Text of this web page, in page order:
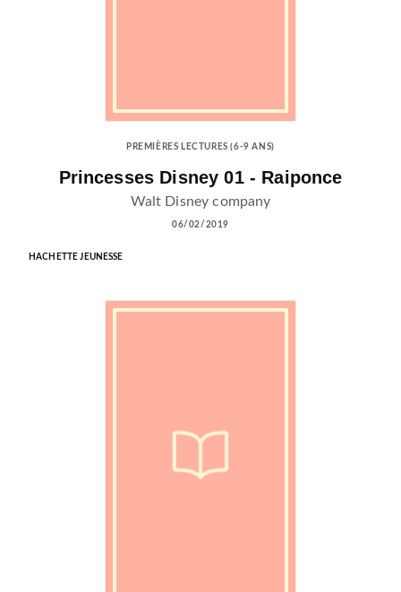
PREMIÈRES LECTURES (6-9 ANS)
Princesses Disney 01 - Raiponce
Walt Disney company
06/02/2019
HACHETTE JEUNESSE